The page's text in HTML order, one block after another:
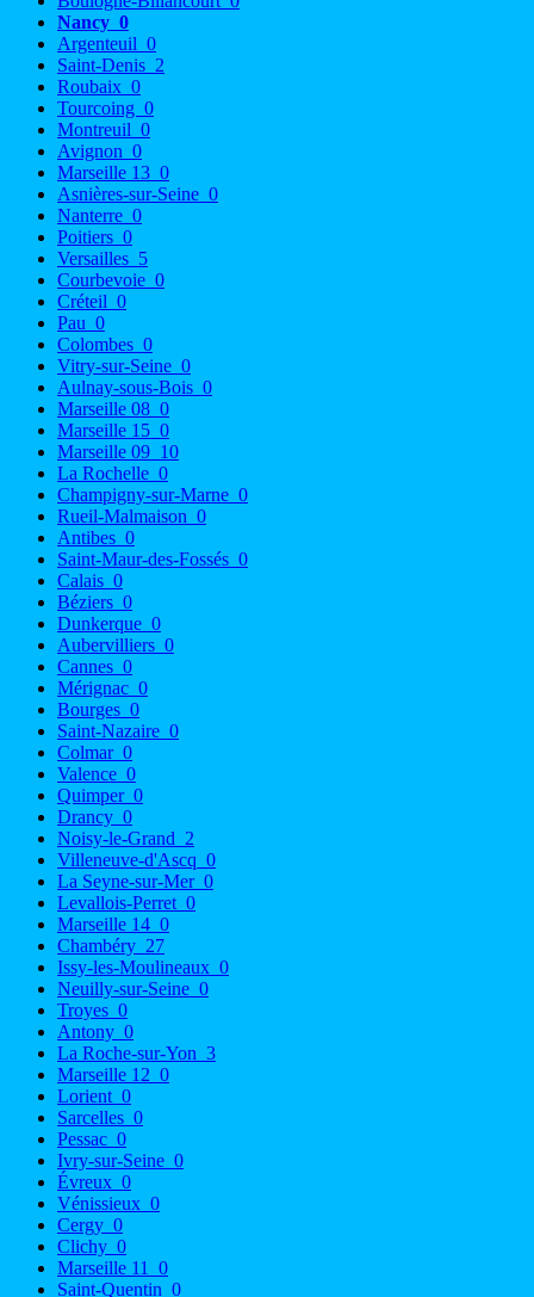
Nancy 0
Argenteuil 0
Saint-Denis 2
Roubaix 0
Tourcoing 0
Montreuil 0
Avignon 0
Marseille 13 0
Asnières-sur-Seine 0
Nanterre 0
Poitiers 0
Versailles 5
Courbevoie 0
Créteil 0
Pau 0
Colombes 0
Vitry-sur-Seine 0
Aulnay-sous-Bois 0
Marseille 08 0
Marseille 15 0
Marseille 09 10
La Rochelle 0
Champigny-sur-Marne 0
Rueil-Malmaison 0
Antibes 0
Saint-Maur-des-Fossés 0
Calais 0
Béziers 0
Dunkerque 0
Aubervilliers 0
Cannes 0
Mérignac 0
Bourges 0
Saint-Nazaire 0
Colmar 0
Valence 0
Quimper 0
Drancy 0
Noisy-le-Grand 2
Villeneuve-d'Ascq 0
La Seyne-sur-Mer 0
Levallois-Perret 0
Marseille 14 0
Chambéry 27
Issy-les-Moulineaux 0
Neuilly-sur-Seine 0
Troyes 0
Antony 0
La Roche-sur-Yon 3
Marseille 12 0
Lorient 0
Sarcelles 0
Pessac 0
Ivry-sur-Seine 0
Évreux 0
Vénissieux 0
Cergy 0
Clichy 0
Marseille 11
0
Saint-Quentin 0